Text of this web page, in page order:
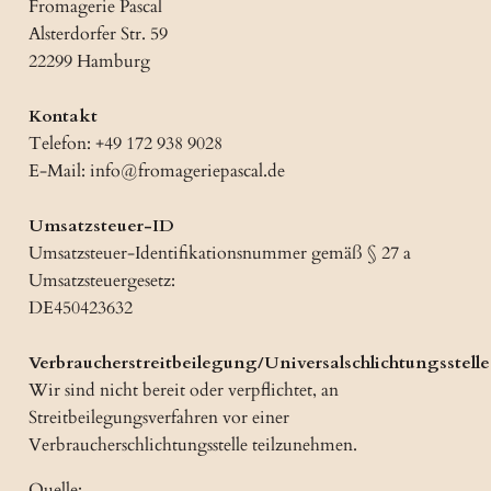
Fromagerie Pascal
Alsterdorfer Str. 59
22299 Hamburg
Kontakt
Telefon: +49 172 938 9028
E-Mail: info@fromageriepascal.de
Umsatzsteuer-ID
Umsatzsteuer-Identifikationsnummer gemäß § 27 a
Umsatzsteuergesetz:
DE450423632
Verbraucherstreitbeilegung/Universalschlichtungsstelle
Wir sind nicht bereit oder verpflichtet, an
Streitbeilegungsverfahren vor einer
Verbraucherschlichtungsstelle teilzunehmen.